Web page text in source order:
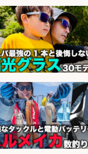
を募集
会社名
個室 肉バルvs
FOOD
バル・バー, 創作・
レストランサービス
フ/新橋駅徒歩1分/
ーでホールスタッフ
個室 肉バルvs